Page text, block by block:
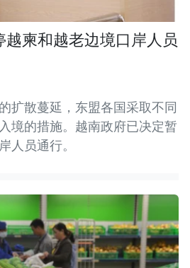
越柬和越老边境口岸人员
扩散蔓延，东盟各国采取不同
境的措施。越南政府已决定暂
人员通行。